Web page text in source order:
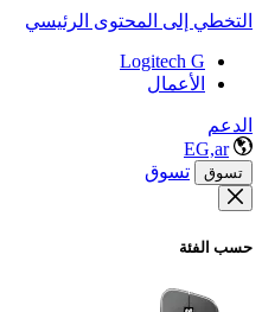
التخطي إلى المحتوى الرئيسي
Logitech G
الأعمال
الدعم
EG,ar
تسوق تسوق
حسب الفئة